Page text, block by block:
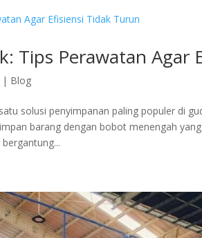
Tips Perawatan Agar
| Blog
solusi penyimpanan paling populer di
barang dengan bobot menengah